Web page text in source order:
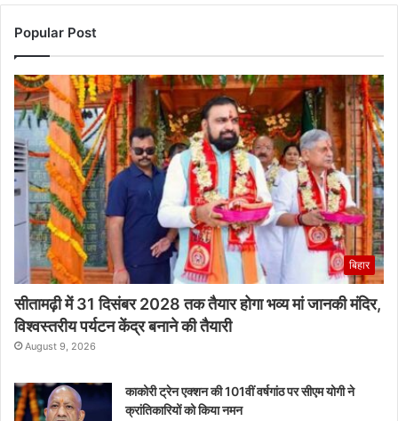
Popular Post
बिहार
सीतामढ़ी में 31 दिसंबर 2028 तक तैयार होगा भव्य मां जानकी मंदिर,
विश्वस्तरीय पर्यटन केंद्र बनाने की तैयारी
August 9, 2026
काकोरी ट्रेन एक्शन की 101वीं वर्षगांठ पर सीएम योगी ने
क्रांतिकारियों को किया नमन